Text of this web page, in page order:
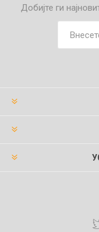
Добијте ги